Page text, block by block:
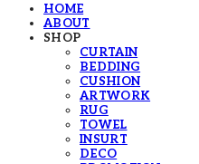
HOME
ABOUT
SHOP
CURTAIN
BEDDING
CUSHION
ARTWORK
RUG
TOWEL
INSURT
DECO